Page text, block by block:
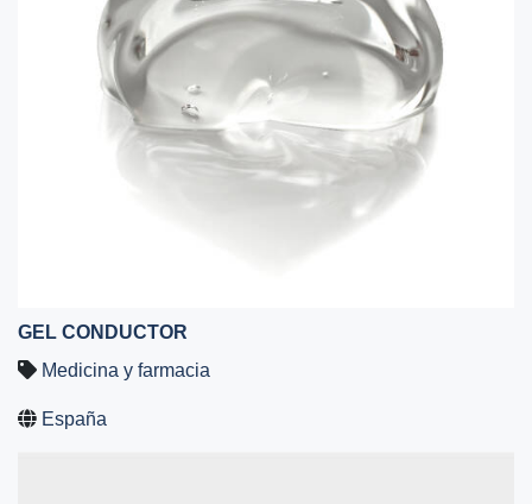
GEL CONDUCTOR
Medicina y farmacia
España